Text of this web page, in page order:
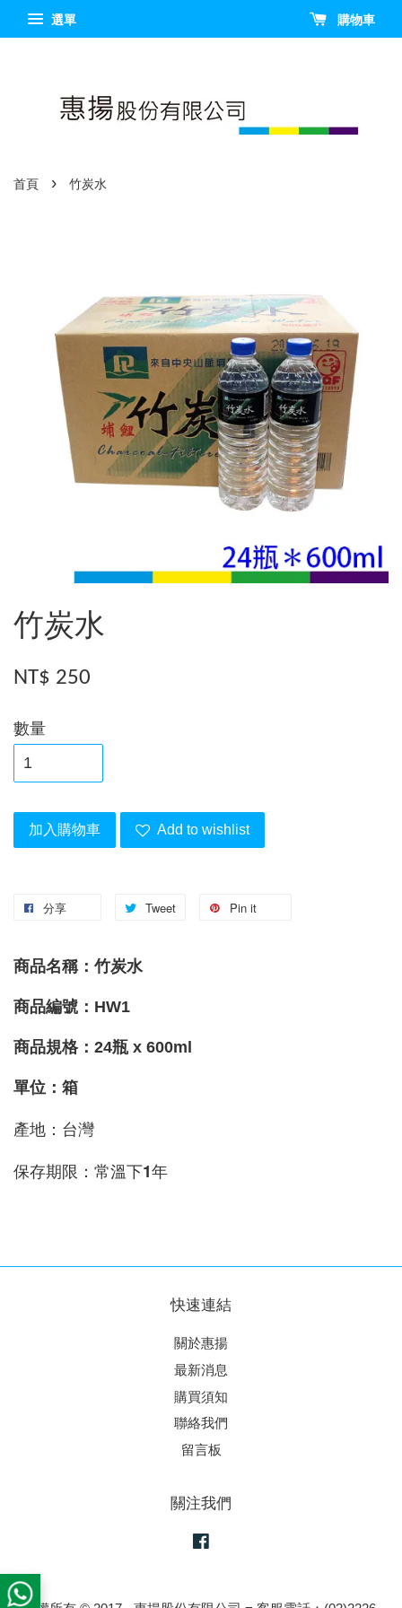
選單 購物車
首頁 › 竹炭水
竹炭水
NT$ 250
數量
加入購物車 Add to wishlist
分享 Tweet Pin it
商品名稱：竹炭水
商品編號：HW1
商品規格：24瓶 x 600ml
單位：箱
產地：台灣
保存期限：常溫下1年
快速連結
關於惠揚
最新消息
購買須知
聯絡我們
留言板
關注我們